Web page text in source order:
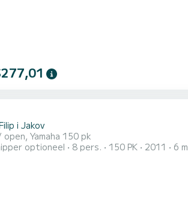
i Jakov
open, Yamaha 150 pk
optioneel 8 pers. 150 PK 2011 6 m